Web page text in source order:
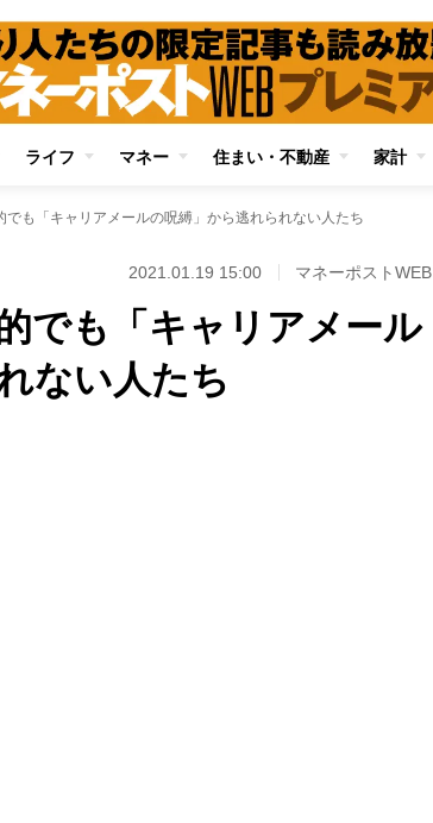
ライフ マネー 住まい・不動産 家計
でも「キャリアメールの呪縛」から逃れられない人たち
2021.01.19 15:00 マネーポストWEB
でも「キャリアメール
ない人たち